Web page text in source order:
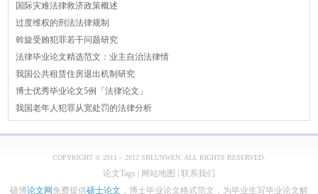
国际灾难法律救济政策概述
过度维权的刑法法律规制
斡旋受贿犯罪若干问题研究
法律毕业论文精选范文：业主自治法律情
我国公共租赁住房退出机制研究
博士优秀毕业论文5例「法律论文」
我国老年人犯罪从宽处罚的法律分析
COPYRIGHT © 2011 – 2012 SBLUNWEN. ALL RIGHTS RESERVED.
论文Tags 网站地图
联系我们
硕博论文网 免费提供硕士论文 ，博士毕业论文格式范文，为毕业生写毕业论文解